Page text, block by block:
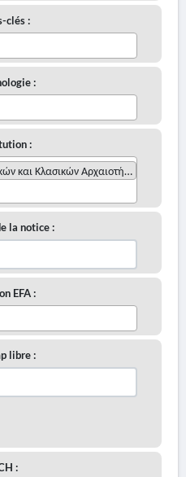
clés :
:
:
και Κλασικών Αρχαιοτήτων
la notice :
EFA :
libre :
: